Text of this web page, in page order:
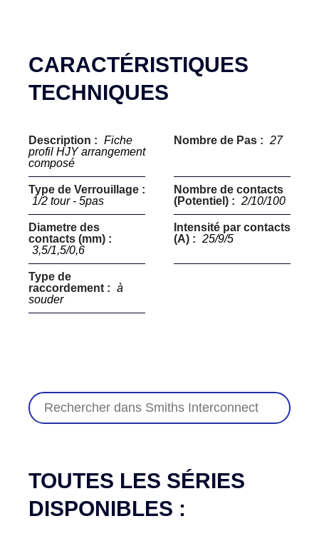
CARACTÉRISTIQUES
TECHNIQUES
Description : Fiche
profil HJY arrangement
composé
Nombre de Pas : 27
Type de Verrouillage :
1/2 tour - 5pas
Nombre de contacts
(Potentiel) : 2/10/100
Diametre des
contacts (mm) :
3,5/1,5/0,6
Intensité par contacts
(A) : 25/9/5
Type de
raccordement : à
souder
TOUTES LES SÉRIES
DISPONIBLES :